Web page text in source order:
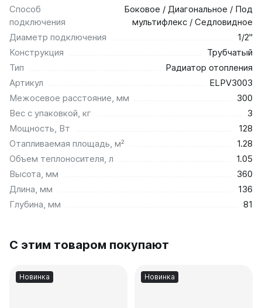
Способ
подключения
Боковое / Диагональное / Под
мультифлекс / Седловидное
Диаметр подключения
1/2"
Конструкция
Трубчатый
Тип
Радиатор отопления
Артикул
ELPV3003
Межосевое расстояние, мм
300
Вес с упаковкой, кг
3
Мощность, Вт
128
Отапливаемая площадь, м²
1.28
Объем теплоносителя, л
1.05
Высота, мм
360
Длина, мм
136
Глубина, мм
81
С этим товаром покупают
Новинка Новинка